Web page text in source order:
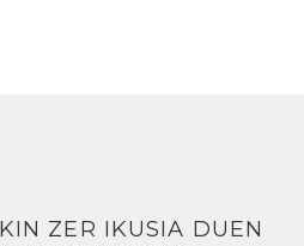
ZER IKUSIA DUEN